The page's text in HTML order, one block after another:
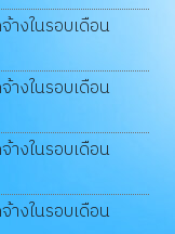
างในรอบเดือน
างในรอบเดือน
างในรอบเดือน
างในรอบเดือน